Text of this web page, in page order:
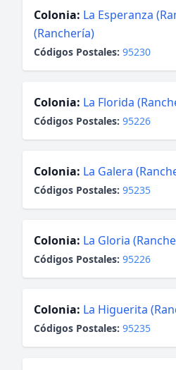
Colonia: La Esperanza
(Ranchería)
Códigos Postales: 95230
Colonia: La Florida
Códigos Postales: 95226
Colonia: La Galera
Códigos Postales: 95235
Colonia: La Gloria
Códigos Postales: 95226
Colonia: La Higuerita
Códigos Postales: 95235